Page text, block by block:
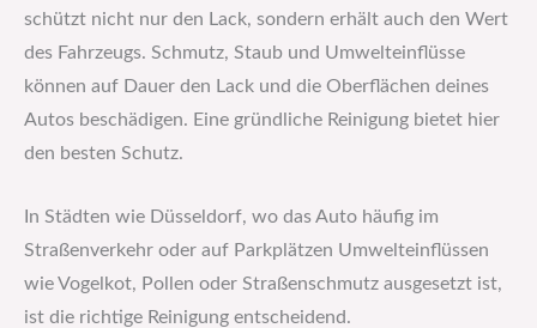
schützt nicht nur den Lack, sondern erhält auch den Wert
des Fahrzeugs. Schmutz, Staub und Umwelteinflüsse
können auf Dauer den Lack und die Oberflächen deines
Autos beschädigen. Eine gründliche Reinigung bietet hier
den besten Schutz.
In Städten wie Düsseldorf, wo das Auto häufig im
Straßenverkehr oder auf Parkplätzen Umwelteinflüssen
wie Vogelkot, Pollen oder Straßenschmutz ausgesetzt ist,
ist die richtige Reinigung entscheidend.